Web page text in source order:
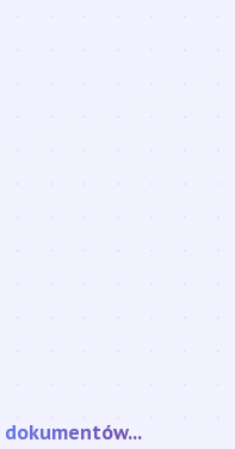
strony internetowej...